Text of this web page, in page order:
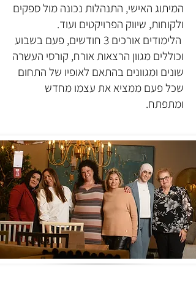
המיתוג האישי, התנהלות נכונה מול ספקים
ולקוחות, שיווק הפרויקטים ועוד.
הלימודים אורכים 3 חודשים, פעם בשבוע
וכוללים מגוון הרצאות אורח, קורסי העשרה
שונים ומגוונים בהתאם לאופיו של התחום
שכל פעם ממציא את עצמו מחדש
ומתפתח.